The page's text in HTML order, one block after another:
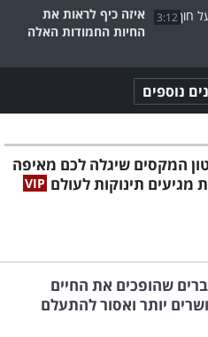
3:12
איזה כיף לראות את
החיות החמודות האלה
נוספים
המקסים שיגלה לכם מאיפה
מגיעים תינוקות לעולם
דברים שהופכים את החיים
יותר ואסור להתעלם